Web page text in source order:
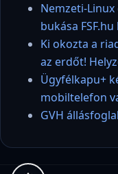
Nemzeti-
bukása
Ki okozta a
az erdőt!
Ügyfélkapu+
mobiltelefon
GVH